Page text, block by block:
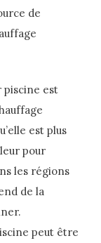
de
piscine est
est plus
pour
les régions
de la
peut être